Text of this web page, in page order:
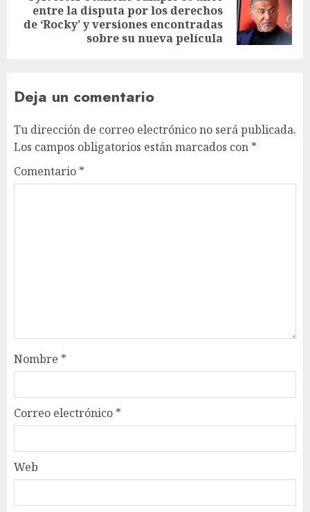
entre la disputa por los derechos
de ‘Rocky’ y versiones encontradas
sobre su nueva película
Deja un comentario
Tu dirección de correo electrónico no será publicada.
Los campos obligatorios están marcados con *
Comentario *
Nombre *
Correo electrónico *
Web